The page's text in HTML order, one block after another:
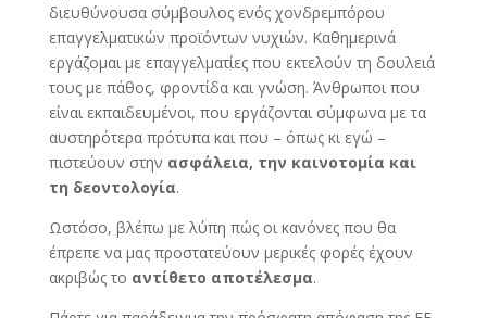
διευθύνουσα σύμβουλος ενός χονδρεμπόρου
επαγγελματικών προϊόντων νυχιών. Καθημερινά
εργάζομαι με επαγγελματίες που εκτελούν τη δουλειά
τους με πάθος, φροντίδα και γνώση. Άνθρωποι που
είναι εκπαιδευμένοι, που εργάζονται σύμφωνα με τα
αυστηρότερα πρότυπα και που – όπως κι εγώ –
πιστεύουν στην ασφάλεια, την καινοτομία και
τη δεοντολογία.
Ωστόσο, βλέπω με λύπη πώς οι κανόνες που θα
έπρεπε να μας προστατεύουν μερικές φορές έχουν
ακριβώς το αντίθετο αποτέλεσμα.